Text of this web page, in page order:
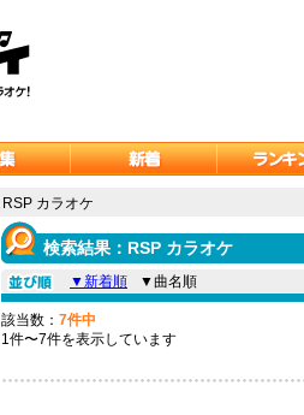
RSP カラオケ
検索結果：RSP カラオケ
▼新着順 ▼曲名順
該当数： 7件中
1件〜7件を表示しています